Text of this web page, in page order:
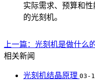
实际需求、预算和
的光刻机。
上一篇：光刻机是做什么
相关新闻
光刻机结晶原理 03-